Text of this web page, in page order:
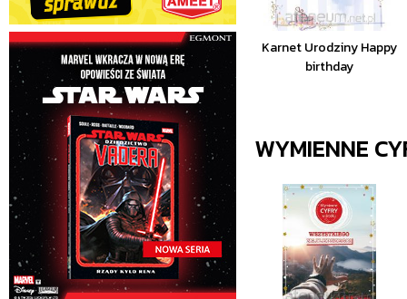
Karnet Urodziny Happy
birthday
WYMIENNE